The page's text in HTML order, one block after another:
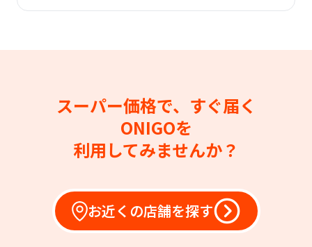
スーパー価格で、すぐ届く
ONIGOを
利用してみませんか？
お近くの店舗を探す